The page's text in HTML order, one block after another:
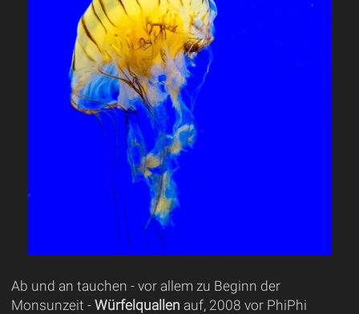
Ab und an tauchen - vor allem zu Beginn der
Monsunzeit - Würfelquallen auf, 2008 vor PhiPhi